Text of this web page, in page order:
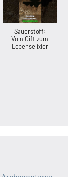
Sauerstoff:
Vom Gift zum
Lebenselixier